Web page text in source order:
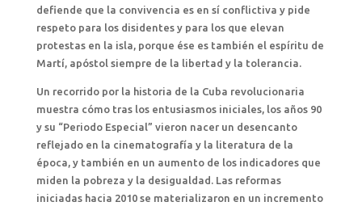
defiende que la convivencia es en sí conflictiva y pide
respeto para los disidentes y para los que elevan
protestas en la isla, porque ése es también el espíritu de
Martí, apóstol siempre de la libertad y la tolerancia.
Un recorrido por la historia de la Cuba revolucionaria
muestra cómo tras los entusiasmos iniciales, los años 90
y su “Periodo Especial” vieron nacer un desencanto
reflejado en la cinematografía y la literatura de la
época, y también en un aumento de los indicadores que
miden la pobreza y la desigualdad. Las reformas
iniciadas hacia 2010 se materializaron en un incremento